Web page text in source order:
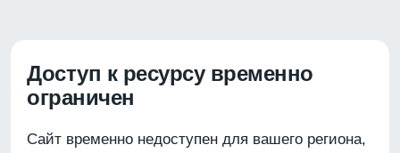
Доступ к ресурсу временно
ограничен
Сайт временно недоступен для вашего региона,